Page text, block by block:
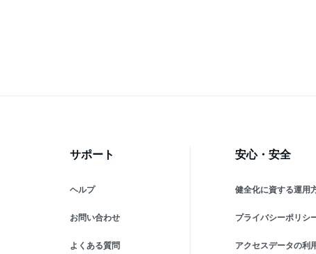
サポート
ヘルプ
お問い合わせ
よくある質問
安心・安全
健全化に資する運用
プライバシーポリシ
アクセスデータの利